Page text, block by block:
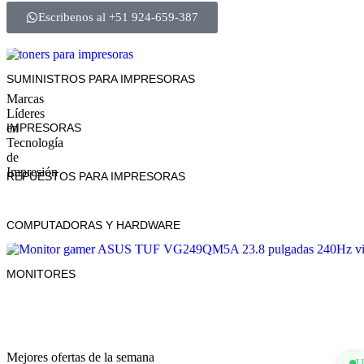
Escribenos al +51 924-659-387
Marcas
Líderes
en
Tecnología
de
Impresión
SUMINISTROS PARA IMPRESORAS
IMPRESORAS
REPUESTOS PARA IMPRESORAS
COMPUTADORAS Y HARDWARE
MONITORES
Mejores ofertas de la semana